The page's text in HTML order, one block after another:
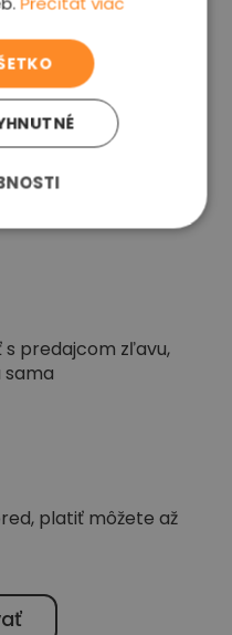
spokojní,
s predajcom zľavu,
platiť môžete až